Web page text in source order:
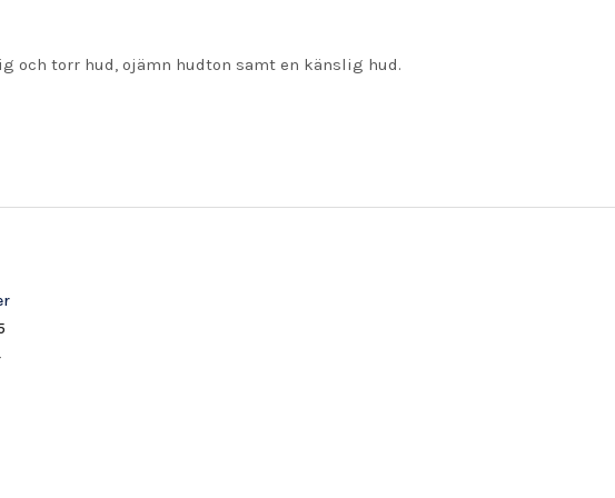
och torr hud, ojämn hudton samt en känslig hud.